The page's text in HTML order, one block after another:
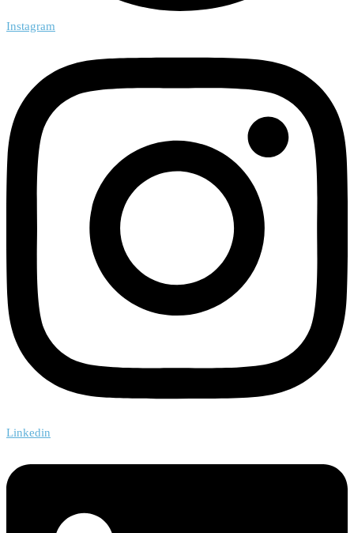
Instagram
Linkedin